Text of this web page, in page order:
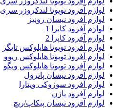
لوازم آفرود تویوتا لندکروزر سری 60
لوازم آفرود نیسان رونیز
لوازم آفرود کاپرا 1
لوازم آفرود کاپرا 2
لوازم آفرود تویوتا هایلوکس تایگر
لوازم آفرود تویوتا هایلوکس ریوو
لوازم آفرود تویوتا هایلوکس ویگو
لوازم آفرود نیسان پاترول
لوازم آفرود سوزوکی ویتارا
لوازم آفرود پاژن
لوازم آفرود نیسان پیکاپ/ریچ